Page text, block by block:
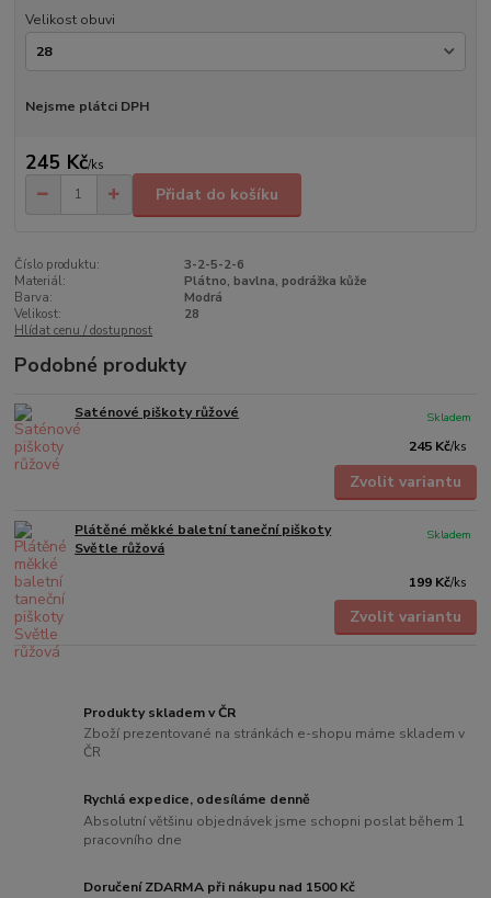
Velikost obuvi
Nejsme plátci DPH
245 Kč/ks
Přidat do košíku
Číslo produktu:
3-2-5-2-6
Materiál:
Plátno, bavlna, podrážka kůže
Barva:
Modrá
Velikost:
28
Hlídat cenu / dostupnost
Podobné produkty
Saténové piškoty růžové
245 Kč/ks
Skladem
Zvolit variantu
Plátěné měkké baletní taneční piškoty
Světle růžová
199 Kč/ks
Skladem
Zvolit variantu
Produkty skladem v ČR
Zboží prezentované na stránkách e-shopu máme skladem v
ČR
Rychlá expedice, odesíláme denně
Absolutní většinu objednávek jsme schopni poslat během 1
pracovního dne
Doručení ZDARMA při nákupu nad 1500 Kč